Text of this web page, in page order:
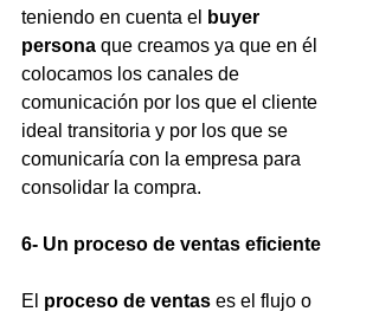
teniendo en cuenta el
buyer
persona que creamos ya que en él
colocamos los canales de
comunicación por los que el cliente
ideal transitoria y por los que se
comunicaría con la empresa para
consolidar la compra.
6- Un proceso de ventas eficiente
El proceso de ventas es el flujo o